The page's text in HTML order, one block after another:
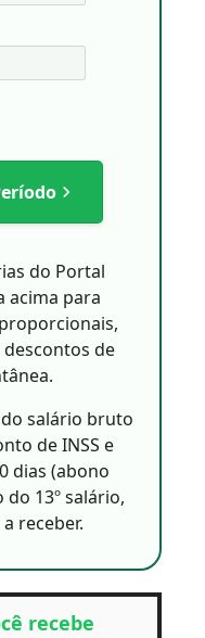
do Portal
acima para
de
salário bruto
de INSS e
dias (abono
13º salário,
receber.
recebe